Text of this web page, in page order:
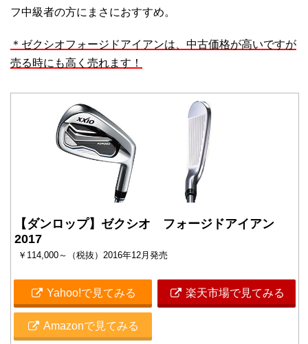
フ中級者の方にまさにおすすめ。
＊ゼクシオフォージドアイアンは、中古価格が高いですが
売る時にも高く売れます！
【ダンロップ】ゼクシオ フォージドアイアン
2017
￥114,000～（税抜）2016年12月発売
Yahoo!で見てみる 楽天市場で見てみる
Amazonで見てみる